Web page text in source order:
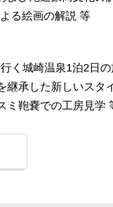
る絵画の解説 等
く城崎温泉1泊2日の
継承した新しいスタ
ミ鞄嚢での工房見学